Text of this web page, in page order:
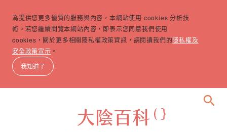
為提供您更多優質的服務與內容，本網站使用 cookies 分析技
術。若您繼續閱覽本網站內容，即表示您同意我們使用
cookies，關於更多相關隱私權政策資訊，請閱讀我們的隱私權及
安全政策宣示 。
我知道了
search